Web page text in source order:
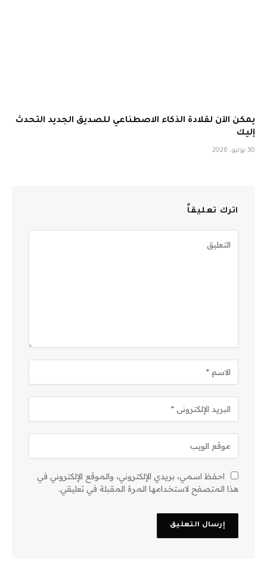
يمكن الآن لقلادة الذكاء الاصطناعي للصديق الجديد التحدث
إليك
30 يوليو، 2026
اترك تعليقاً
احفظ اسمي، بريدي الإلكتروني، والموقع الإلكتروني في
هذا المتصفح لاستخدامها المرة المقبلة في تعليقي.